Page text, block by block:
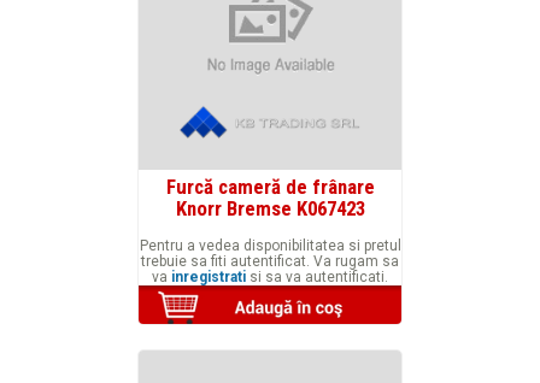
Furcă cameră de frânare
Knorr Bremse K067423
Pentru a vedea disponibilitatea si pretul
trebuie sa fiti autentificat. Va rugam sa
va inregistrati si sa va autentificati.